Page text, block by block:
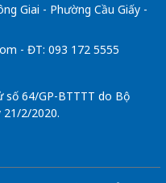
Giai - Phường Cầu Giấy -
- ĐT: 093 172 5555
64/GP-BTTTT do Bộ
2/2020.